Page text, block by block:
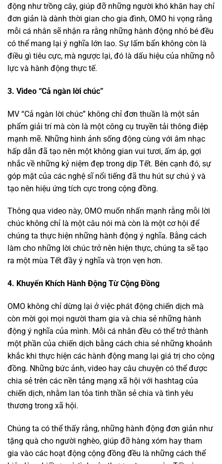
động như trồng cây, giúp đỡ những người khó khăn hay chỉ
đơn giản là dành thời gian cho gia đình, OMO hi vọng rằng
mỗi cá nhân sẽ nhận ra rằng những hành động nhỏ bé đều
có thể mang lại ý nghĩa lớn lao. Sự lấm bẩn không còn là
điều gì tiêu cực, mà ngược lại, đó là dấu hiệu của những nỗ
lực và hành động thực tế.
3. Video “Cả ngàn lời chúc”
MV “Cả ngàn lời chúc” không chỉ đơn thuần là một sản
phẩm giải trí mà còn là một công cụ truyền tải thông điệp
mạnh mẽ. Những hình ảnh sống động cùng với âm nhạc
hấp dẫn đã tạo nên một không gian vui tươi, ấm áp, gợi
nhắc về những kỷ niệm đẹp trong dịp Tết. Bên cạnh đó, sự
góp mặt của các nghệ sĩ nổi tiếng đã thu hút sự chú ý và
tạo nên hiệu ứng tích cực trong cộng đồng.
Thông qua video này, OMO muốn nhấn mạnh rằng mỗi lời
chúc không chỉ là một câu nói mà còn là một cơ hội để
chúng ta thực hiện những hành động ý nghĩa. Bằng cách
làm cho những lời chúc trở nên hiện thực, chúng ta sẽ tạo
ra một mùa Tết đầy ý nghĩa và trọn vẹn hơn.
4. Khuyến Khích Hành Động Từ Cộng Đồng
OMO không chỉ dừng lại ở việc phát động chiến dịch mà
còn mời gọi mọi người tham gia và chia sẻ những hành
động ý nghĩa của mình. Mỗi cá nhân đều có thể trở thành
một phần của chiến dịch bằng cách chia sẻ những khoảnh
khắc khi thực hiện các hành động mang lại giá trị cho cộng
đồng. Những bức ảnh, video hay câu chuyện có thể được
chia sẻ trên các nền tảng mạng xã hội với hashtag của
chiến dịch, nhằm lan tỏa tinh thần sẻ chia và tình yêu
thương trong xã hội.
Chúng ta có thể thấy rằng, những hành động đơn giản như
tặng quà cho người nghèo, giúp đỡ hàng xóm hay tham
gia vào các hoạt động cộng đồng đều là những cách thể